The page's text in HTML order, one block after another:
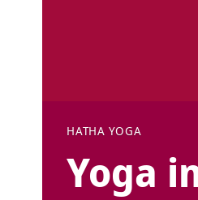
HATHA YOGA
Yoga